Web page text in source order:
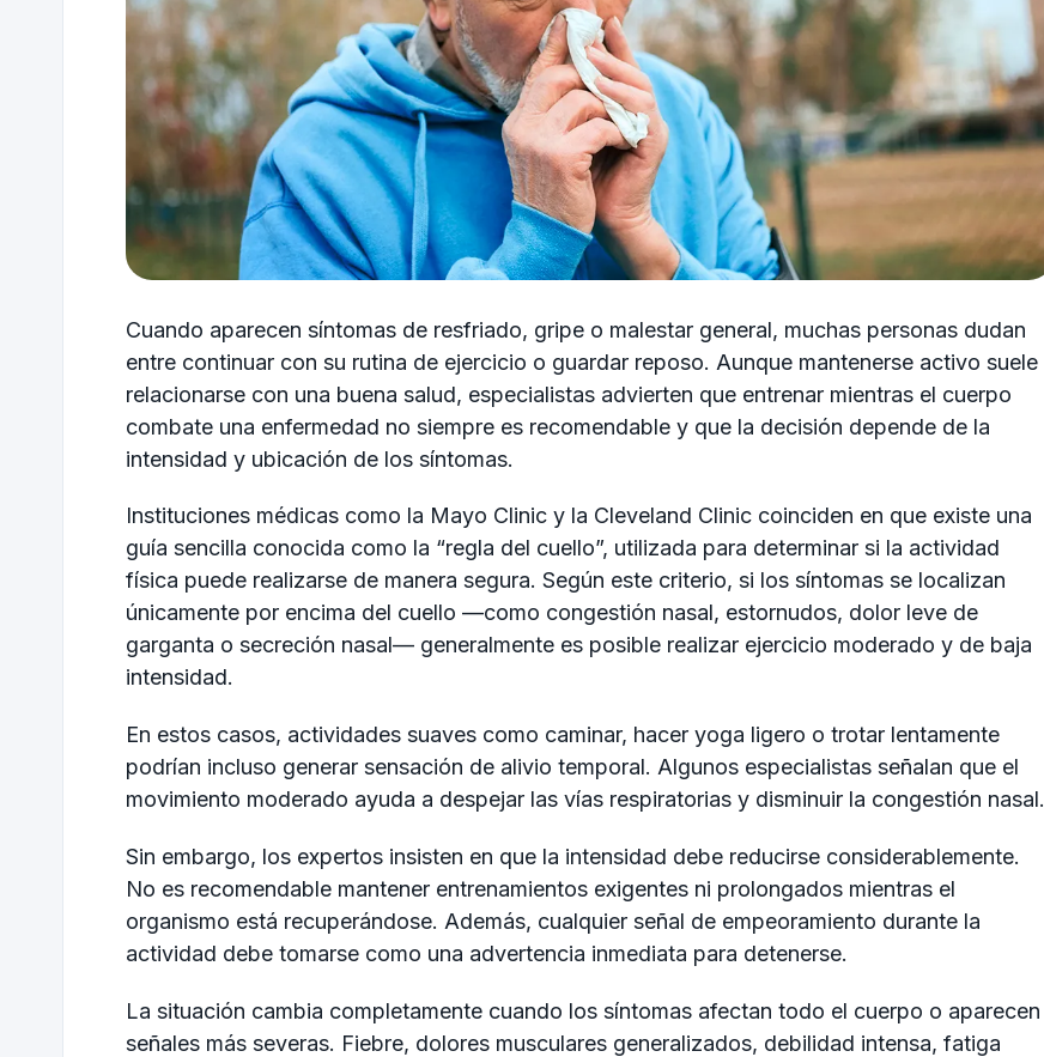
Cuando aparecen síntomas de resfriado, gripe o malestar general, muchas personas dudan
entre continuar con su rutina de ejercicio o guardar reposo. Aunque mantenerse activo suele
relacionarse con una buena salud, especialistas advierten que entrenar mientras el cuerpo
combate una enfermedad no siempre es recomendable y que la decisión depende de la
intensidad y ubicación de los síntomas.
Instituciones médicas como la Mayo Clinic y la Cleveland Clinic coinciden en que existe una
guía sencilla conocida como la “regla del cuello”, utilizada para determinar si la actividad
física puede realizarse de manera segura. Según este criterio, si los síntomas se localizan
únicamente por encima del cuello —como congestión nasal, estornudos, dolor leve de
garganta o secreción nasal— generalmente es posible realizar ejercicio moderado y de baja
intensidad.
En estos casos, actividades suaves como caminar, hacer yoga ligero o trotar lentamente
podrían incluso generar sensación de alivio temporal. Algunos especialistas señalan que el
movimiento moderado ayuda a despejar las vías respiratorias y disminuir la congestión nasal.
Sin embargo, los expertos insisten en que la intensidad debe reducirse considerablemente.
No es recomendable mantener entrenamientos exigentes ni prolongados mientras el
organismo está recuperándose. Además, cualquier señal de empeoramiento durante la
actividad debe tomarse como una advertencia inmediata para detenerse.
La situación cambia completamente cuando los síntomas afectan todo el cuerpo o aparecen
señales más severas. Fiebre, dolores musculares generalizados, debilidad intensa, fatiga